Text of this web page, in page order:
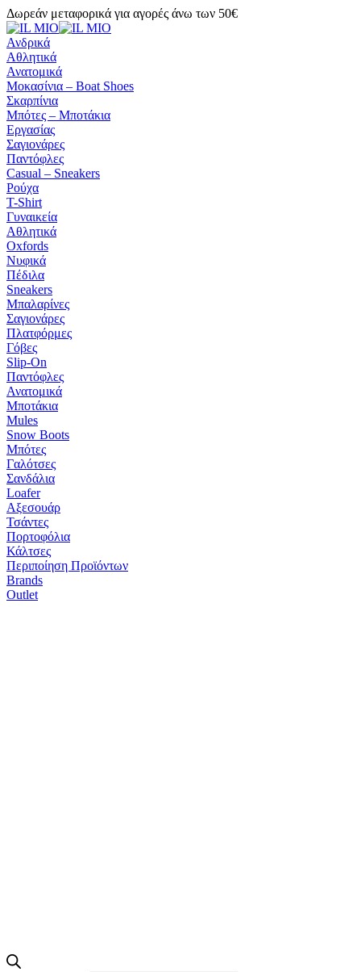
Δωρεάν μεταφορικά για αγορές άνω των 50€
Ανδρικά
Αθλητικά
Ανατομικά
Μοκασίνια – Boat Shoes
Σκαρπίνια
Μπότες – Μποτάκια
Εργασίας
Σαγιονάρες
Παντόφλες
Casual – Sneakers
Ρούχα
T-Shirt
Γυναικεία
Αθλητικά
Oxfords
Νυφικά
Πέδιλα
Sneakers
Μπαλαρίνες
Σαγιονάρες
Πλατφόρμες
Γόβες
Slip-On
Παντόφλες
Ανατομικά
Μποτάκια
Mules
Snow Boots
Μπότες
Γαλότσες
Σανδάλια
Loafer
Αξεσουάρ
Τσάντες
Πορτοφόλια
Κάλτσες
Περιποίηση Προϊόντων
Brands
Outlet